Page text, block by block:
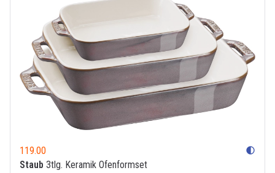
119.00 contrast
Staub 3tlg. Keramik Ofenformset